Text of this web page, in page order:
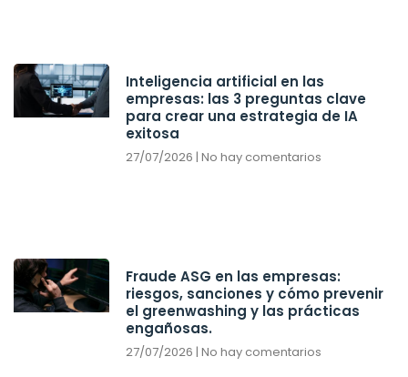
Inteligencia artificial en las
empresas: las 3 preguntas clave
para crear una estrategia de IA
exitosa
27/07/2026 No hay comentarios
Fraude ASG en las empresas:
riesgos, sanciones y cómo prevenir
el greenwashing y las prácticas
engañosas.
27/07/2026 No hay comentarios